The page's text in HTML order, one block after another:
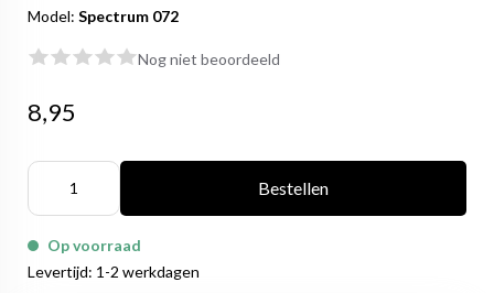
Model: Spectrum 072
Nog niet beoordeeld
8,95
Bestellen
Op voorraad
Levertijd: 1-2 werkdagen